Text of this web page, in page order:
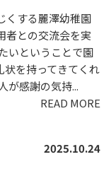
くする麗澤幼稚園
者との交流会を実
いということで園
状を持ってきてくれ
が感謝の気持...
READ MORE
2025.10.24